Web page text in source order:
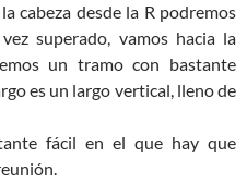
cabeza desde la R podremos
superado, vamos hacia la
un tramo con bastante
es un largo vertical, lleno de
fácil en el que hay que